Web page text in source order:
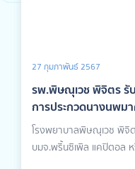
27 กุมภาพันธ์ 2567
รพ.พิษณุเวช พิจิตร รั
การประกวดนางนพม
2566
โรงพยาบาลพิษณุเวช พิจิต
บมจ.พริ้นซิเพิล แคปิตอล ห